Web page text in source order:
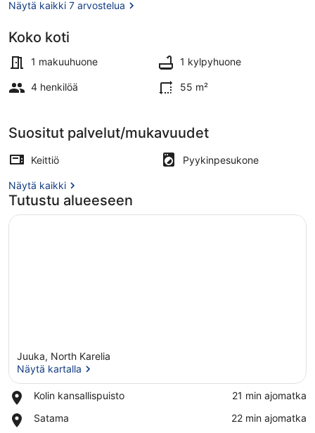
Näytä kaikki 7 arvostelua
Koko koti
1 makuuhuone 1 kylpyhuone
4 henkilöä 55 m²
Suositut palvelut/mukavuudet
Keittiö Pyykinpesukone
Näytä kaikki
Tutustu alueeseen
Juuka, North Karelia
Näytä kartalla
Kolin kansallispuisto
Place,
kansallispuisto
‪21 min ajomatka‬
Satama
Place,
‪22 min ajomatka‬